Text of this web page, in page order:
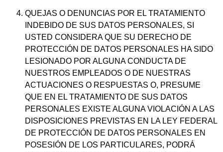
QUEJAS O DENUNCIAS POR EL TRATAMIENTO
INDEBIDO DE SUS DATOS PERSONALES, SI
USTED CONSIDERA QUE SU DERECHO DE
PROTECCIÓN DE DATOS PERSONALES HA SIDO
LESIONADO POR ALGUNA CONDUCTA DE
NUESTROS EMPLEADOS O DE NUESTRAS
ACTUACIONES O RESPUESTAS O, PRESUME
QUE EN EL TRATAMIENTO DE SUS DATOS
PERSONALES EXISTE ALGUNA VIOLACIÓN A LAS
DISPOSICIONES PREVISTAS EN LA LEY FEDERAL
DE PROTECCIÓN DE DATOS PERSONALES EN
POSESIÓN DE LOS PARTICULARES, PODRÁ